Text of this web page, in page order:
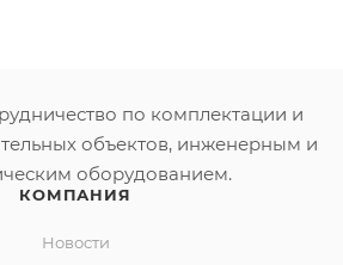
по комплектации и
объектов, инженерным и
оборудованием.
КОМПАНИЯ
Новости